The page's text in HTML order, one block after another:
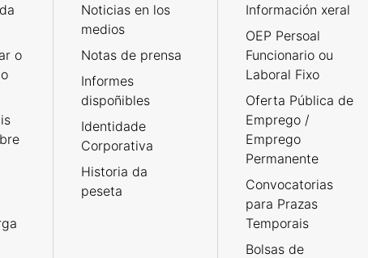
o
Noticias en los
medios
Notas de prensa
Informes
dispoñibles
Identidade
Corporativa
Historia da
peseta
Información xeral
OEP Persoal
Funcionario ou
Laboral Fixo
Oferta Pública de
Emprego /
Emprego
Permanente
Convocatorias
para Prazas
Temporais
Bolsas de